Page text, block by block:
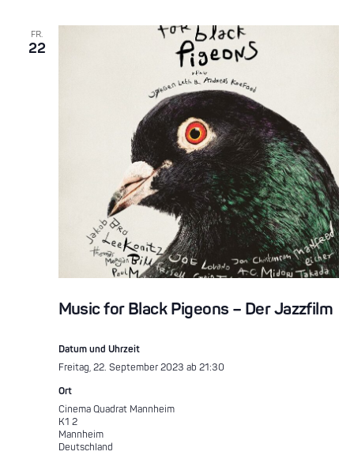
FR.
22
Music for Black Pigeons – Der Jazzfilm
Datum und Uhrzeit
Freitag, 22. September 2023 ab 21:30
Ort
Cinema Quadrat Mannheim
K1 2
Mannheim
Deutschland